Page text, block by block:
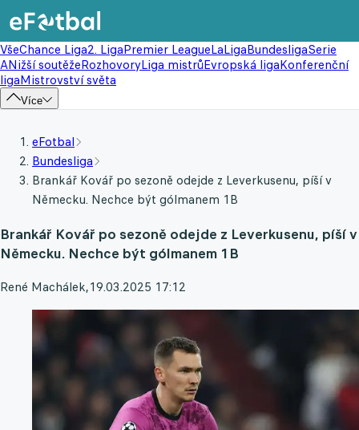
VšeChance Liga2. LigaPremier LeagueLaLigaBundesligaSerie
ANižší soutěžeRozhovoryLiga mistrůEvropská ligaKonferenční
ligaMistrovství světa
Více
eFotbal
Bundesliga
Brankář Kovář po sezoně odejde z Leverkusenu, píší v
Německu. Nechce být gólmanem 1B
Brankář Kovář po sezoně odejde z Leverkusenu, píší v
Německu. Nechce být gólmanem 1B
René Machálek,19.03.2025 17:12